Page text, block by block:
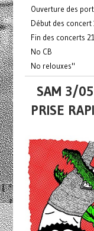
Ouverture des
Début des concert
Fin des concerts
No CB
No relouxes"
SAM 3/05
PRISE